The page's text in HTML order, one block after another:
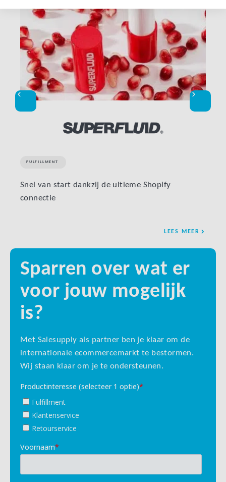
FULFILLMENT
Snel van start dankzij de ultieme Shopify
connectie
LEES MEER
Sparren over wat er
voor jouw mogelijk
is?
Met Salesupply als partner ben je klaar om de
internationale ecommercemarkt te bestormen.
Wij staan klaar om je te ondersteunen.